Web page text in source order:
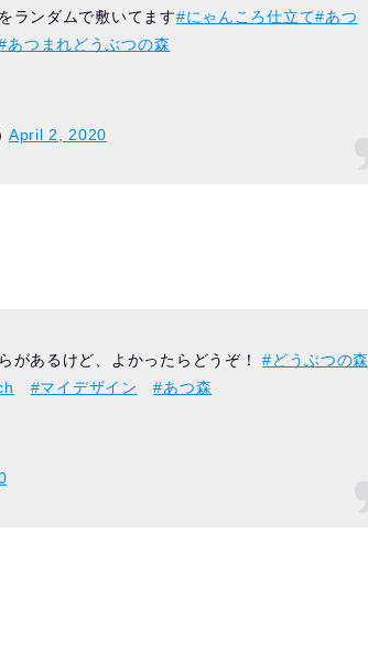
ランダムで敷いてます#にゃんころ仕立て#あつ
あつまれどうぶつの森
April 2, 2020
があるけど、よかったらどうぞ！#どうぶつの森
#マイデザイン
#あつ森